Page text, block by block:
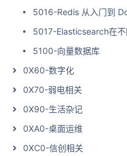
5016-Redis 从入门到
5017-Elasticsearch在不
5100-向量数据库
0X60-数字化
0X70-弱电相关
0X90-生活杂记
0XA0-桌面运维
0XC0-信创相关